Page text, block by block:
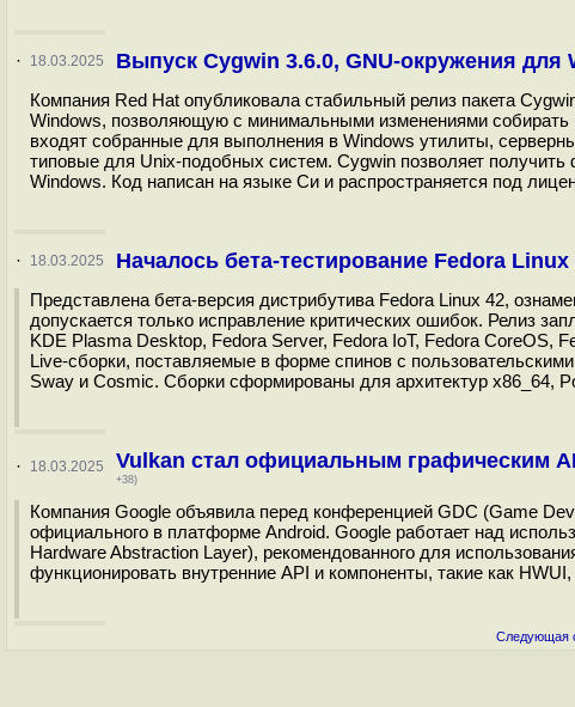
· 18.03.2025 Выпуск Cygwin 3.6.0, GNU-окружения для
Компания Red Hat опубликовала стабильный релиз пакета
Windows, позволяющую с минимальными изменениями собирать
входят собранные для выполнения в Windows утилиты,
типовые для Unix-подобных систем. Cygwin позволяет
Windows. Код написан на языке Си и распространяется под
· 18.03.2025 Началось бета-тестирование Fedora Linux
Представлена бета-версия дистрибутива Fedora Linux 42,
допускается только исправление критических ошибок. Релиз
KDE Plasma Desktop, Fedora Server, Fedora IoT, Fedora CoreOS,
Live-сборки, поставляемые в форме спинов c
Sway и Cosmic. Сборки сформированы для архитектур x86_64,
· 18.03.2025 Vulkan стал официальным графическим
+38)
Компания Google объявила перед конференцией GDC (Game
официального в платформе Android. Google работает над
Hardware Abstraction Layer), рекомендованного для
функционировать внутренние API и компоненты, такие как
Следующая